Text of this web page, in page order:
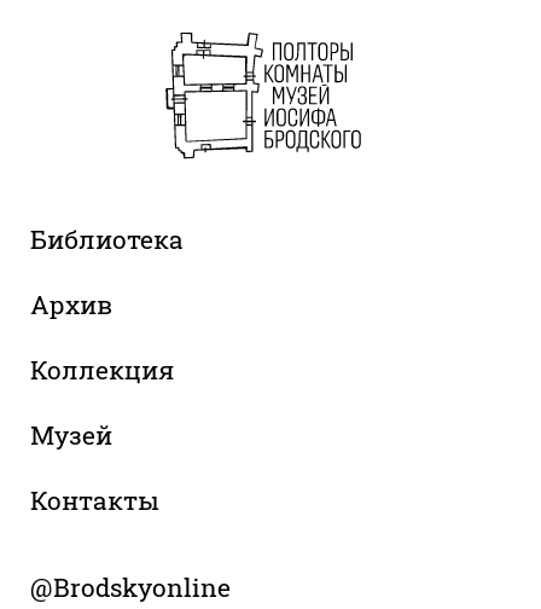
Библиотека
Архив
Коллекция
Музей
Контакты
@Brodskyonline